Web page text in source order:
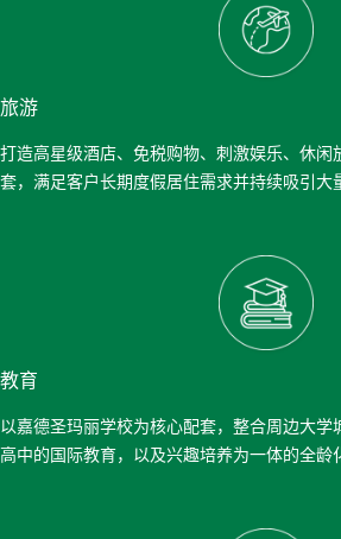
旅游
打造高星级酒店、免税购物、刺激娱乐、休闲
套，满足客户长期度假居住需求并持续吸引大
教育
以嘉德圣玛丽学校为核心配套，整合周边大学
高中的国际教育，以及兴趣培养为一体的全龄